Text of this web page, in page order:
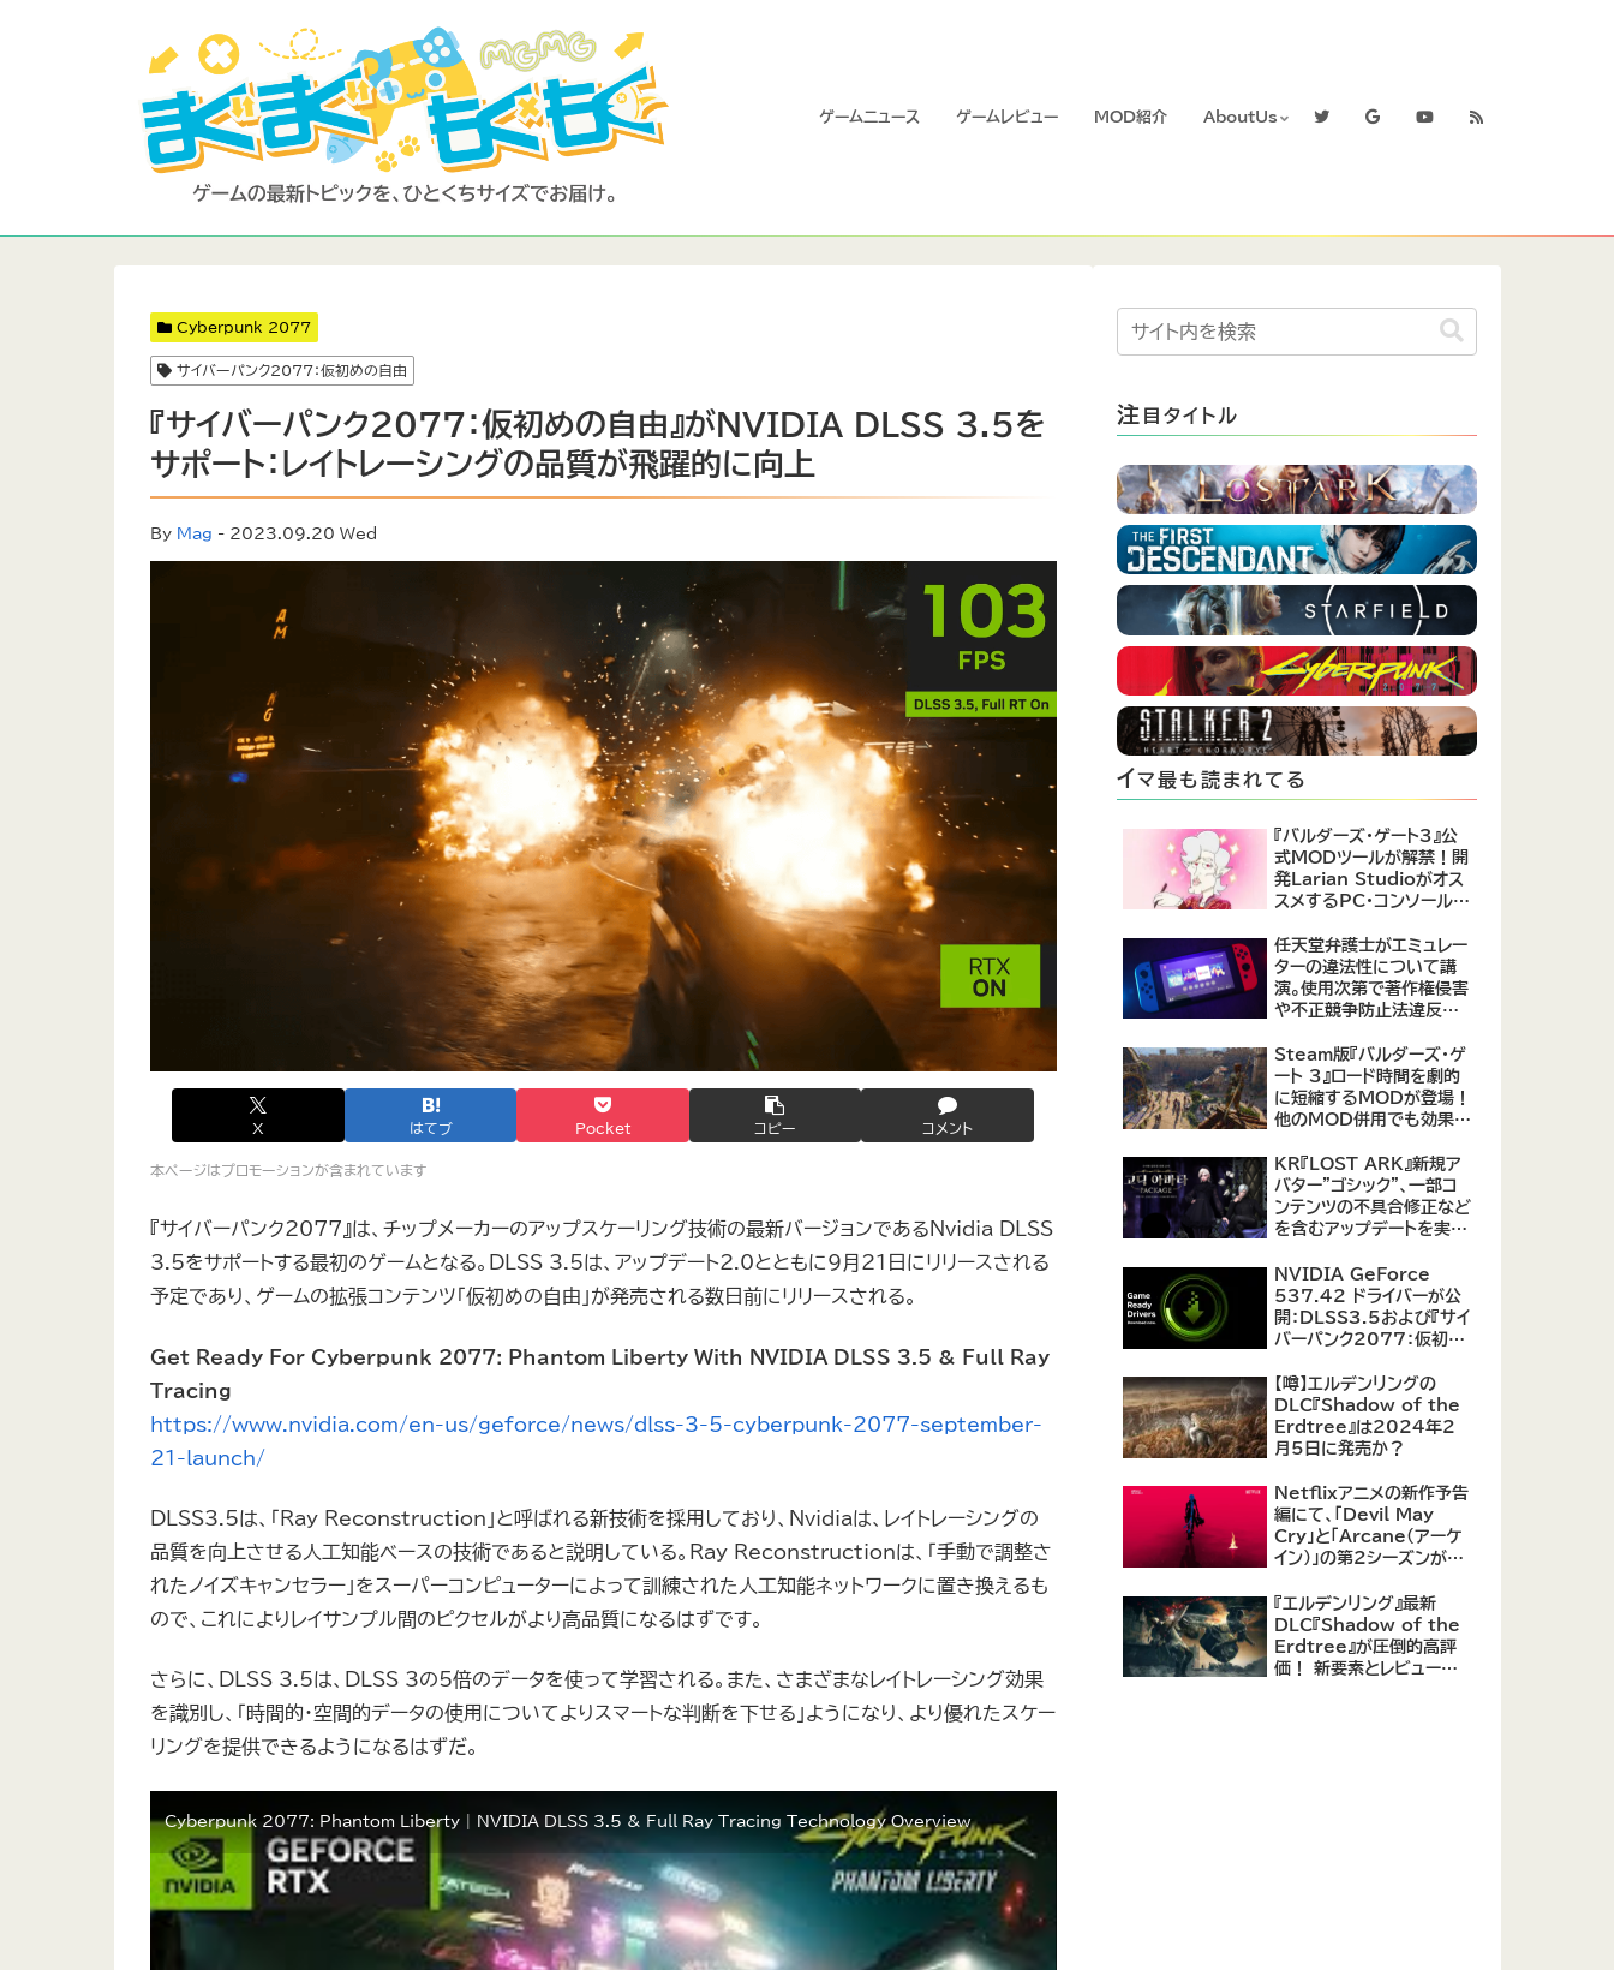
ゲームニュース ゲームレビュー MOD紹介 AboutUs
Cyberpunk 2077
サイバーパンク2077：仮初めの自由
『サイバーパンク2077：仮初めの自由』がNVIDIA DLSS 3.5を
サポート：レイトレーシングの品質が飛躍的に向上
By Mag - 2023.09.20 Wed
X はてブ Pocket コピー コメント
本ページはプロモーションが含まれています
『サイバーパンク2077』は、チップメーカーのアップスケーリング技術の最新バージョンであるNvidia DLSS
3.5をサポートする最初のゲームとなる。DLSS 3.5は、アップデート2.0とともに9月21日にリリースされる
予定であり、ゲームの拡張コンテンツ「仮初めの自由」が発売される数日前にリリースされる。
Get Ready For Cyberpunk 2077: Phantom Liberty With NVIDIA DLSS 3.5 & Full Ray
Tracing
https://www.nvidia.com/en-us/geforce/news/dlss-3-5-cyberpunk-2077-september-
21-launch/
DLSS3.5は、「Ray Reconstruction」と呼ばれる新技術を採用しており、Nvidiaは、レイトレーシングの
品質を向上させる人工知能ベースの技術であると説明している。Ray Reconstructionは、「手動で調整さ
れたノイズキャンセラー」をスーパーコンピューターによって訓練された人工知能ネットワークに置き換えるも
ので、これによりレイサンプル間のピクセルがより高品質になるはずです。
さらに、DLSS 3.5は、DLSS 3の5倍のデータを使って学習される。また、さまざまなレイトレーシング効果
を識別し、「時間的・空間的データの使用についてよりスマートな判断を下せる」ようになり、より優れたスケー
リングを提供できるようになるはずだ。
Cyberpunk 2077: Phantom Liberty | NVIDIA DLSS 3.5 & Full Ray Tracing Technology Overview
注 目タイトル
イマ最も読まれてる
『バルダーズ・ゲート3』公
式MODツールが解禁！開
発Larian Studioがオス
スメするPC・コンソール向
任天堂弁護士がエミュレー
ターの違法性について講
演。使用次第で著作権侵害
や不正競争防止法違反に
Steam版『バルダーズ・ゲ
ート 3』ロード時間を劇的
に短縮するMODが登場！
他のMOD併用でも効果を
価
KR『LOST ARK』新規ア
バター"ゴシック"、一部コ
ンテンツの不具合修正など
を含むアップデートを実
NVIDIA GeForce
537.42 ドライバーが公
開：DLSS3.5および『サイ
バーパンク2077：仮初め
【噂】エルデンリングの
DLC『Shadow of the
Erdtree』は2024年2
月5日に発売か？
Netflixアニメの新作予告
編にて、「Devil May
Cry」と「Arcane（アーケ
イン）」の第2シーズンが紹
『エルデンリング』最新
DLC『Shadow of the
Erdtree』が圧倒的高評
価！ 新要素とレビューま